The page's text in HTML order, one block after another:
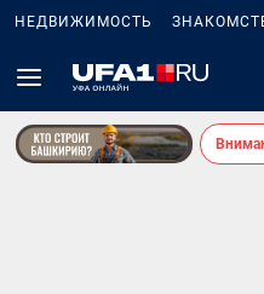
НЕДВИЖИМОСТЬ